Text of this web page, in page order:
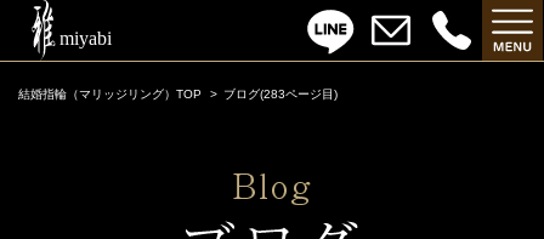
結婚指輪（マリッジリング）TOP ブログ(283ページ目)